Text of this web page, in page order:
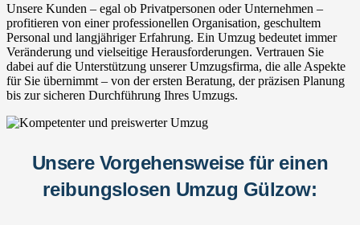
Unsere Kunden – egal ob Privatpersonen oder Unternehmen –
profitieren von einer professionellen Organisation, geschultem
Personal und langjähriger Erfahrung. Ein Umzug bedeutet immer
Veränderung und vielseitige Herausforderungen. Vertrauen Sie
dabei auf die Unterstützung unserer Umzugsfirma, die alle Aspekte
für Sie übernimmt – von der ersten Beratung, der präzisen Planung
bis zur sicheren Durchführung Ihres Umzugs.
Unsere Vorgehensweise für einen
reibungslosen Umzug Gülzow: